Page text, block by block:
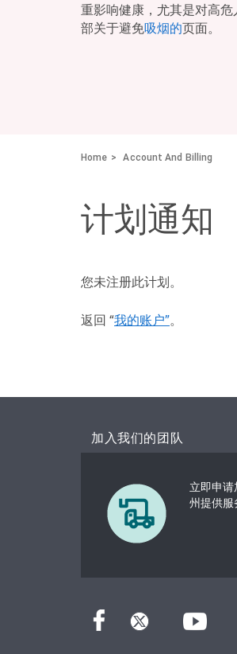
重影响健康，尤其是对高
部关于避免吸烟的页面。
Home Account And Billing
计划通知
您未注册此计划。
返回 “我的账户”。
加入我们的团队
立即申
州提供服